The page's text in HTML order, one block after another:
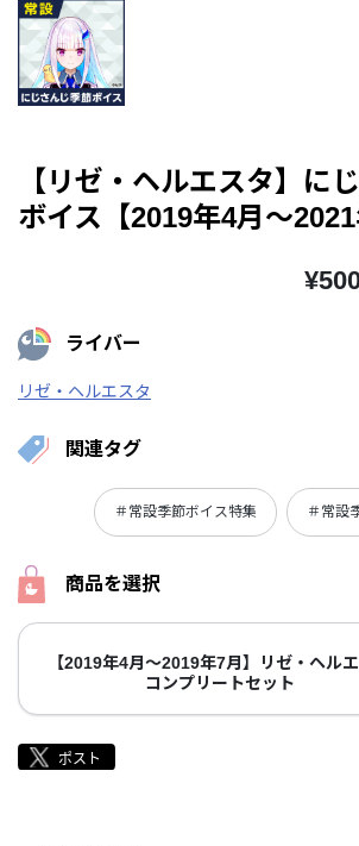
【リゼ・ヘルエスタ】に
ボイス【2019年4月～2021
ライバー
リゼ・ヘルエスタ
関連タグ
＃常設季節ボイス特集 ＃常設
商品を選択
【2019年4月～2019年7月】リゼ・ヘル
コンプリートセット